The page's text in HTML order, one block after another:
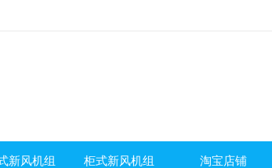
新风机组 柜式新风机组 淘宝店铺